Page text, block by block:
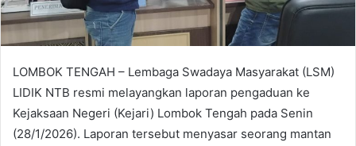
LOMBOK TENGAH – Lembaga Swadaya Masyarakat (LSM)
LIDIK NTB resmi melayangkan laporan pengaduan ke
Kejaksaan Negeri (Kejari) Lombok Tengah pada Senin
(28/1/2026). Laporan tersebut menyasar seorang mantan